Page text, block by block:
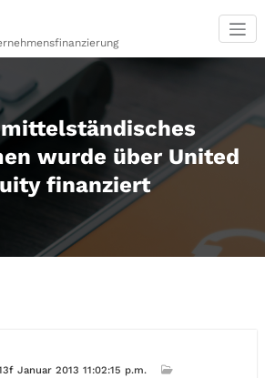
wurde über United
finanziert
Januar 2013 11:02:15 p.m.